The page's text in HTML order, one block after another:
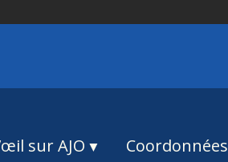
sur AJO Coordonnées